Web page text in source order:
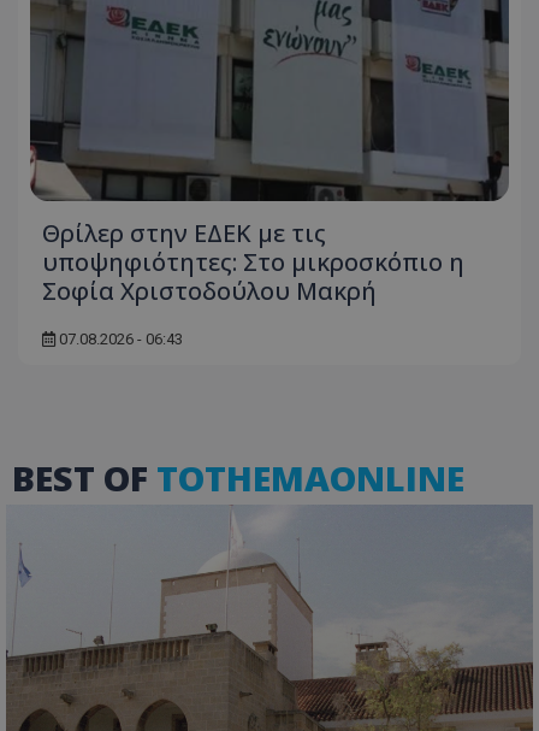
Θρίλερ στην ΕΔΕΚ με τις
υποψηφιότητες: Στο μικροσκόπιο η
Σοφία Χριστοδούλου Μακρή
07.08.2026 - 06:43
BEST OF TOTHEMAONLINE
Ονοματεπώνυμο
Προμηθευτής
.lifenewscy.tothemaonline.com
VISITOR_PRIVACY_METADATA
YouTube
.youtube.com